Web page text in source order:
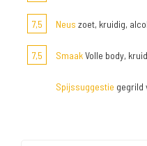
7,5 Neus zoet, kruidig,
7,5 SmaakVolle body,
Spijssuggestie gegrild